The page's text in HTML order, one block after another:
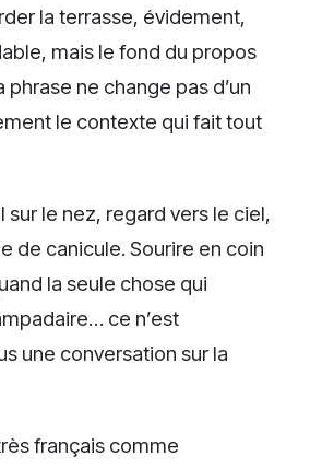
la terrasse, évidement,
mais le fond du propos
ne change pas d’un
le contexte qui fait tout
sur le nez, regard vers le ciel,
de canicule. Sourire en coin
la seule chose qui
ce n’est
une conversation sur la
français comme